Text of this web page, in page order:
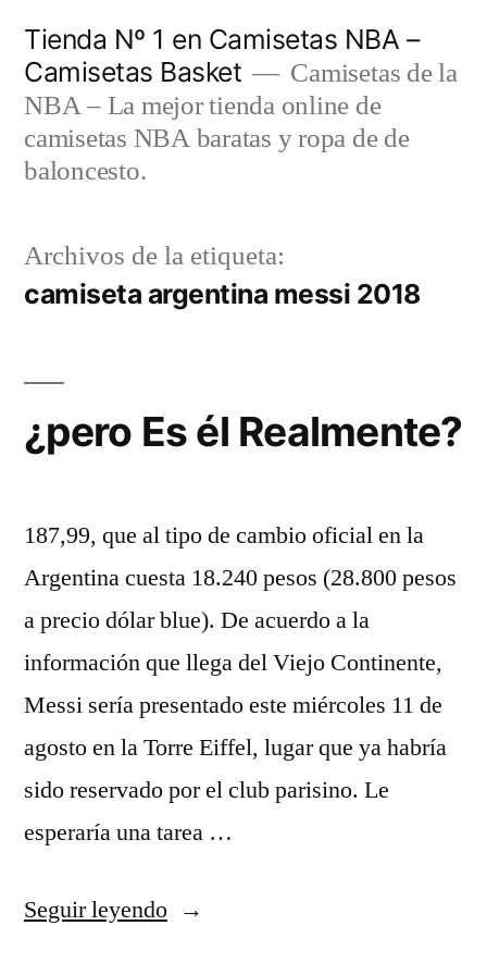
contenido
Tienda Nº 1 en Camisetas NBA –
Camisetas Basket
Camisetas de la
NBA – La mejor tienda online de
camisetas NBA baratas y ropa de de
baloncesto.
Archivos de la etiqueta:
camiseta argentina messi 2018
¿pero Es él Realmente?
187,99, que al tipo de cambio oficial en la
Argentina cuesta 18.240 pesos (28.800 pesos
a precio dólar blue). De acuerdo a la
información que llega del Viejo Continente,
Messi sería presentado este miércoles 11 de
agosto en la Torre Eiffel, lugar que ya habría
sido reservado por el club parisino. Le
esperaría una tarea …
Seguir leyendo«¿pero